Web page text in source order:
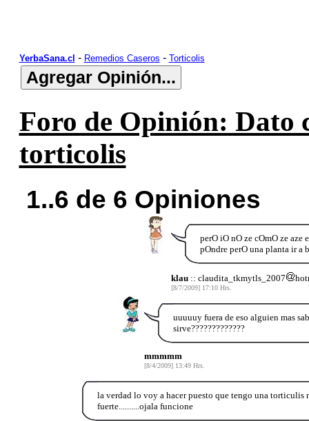
YerbaSana.cl - Remedios Caseros - Torticolis
Foro de Opinión: Dato
torticolis
1..6 de 6 Opiniones
perO iO nO ze cOmO ze
pOndre perO una planta ir a
klau:: claudita_tkmytls_2007
[8/7/2009] 17:10 Hrs.
uuuuuy fuera de eso alguien mas
sirve?????????????
mmmmm
[8/4/2009] 13:49 Hrs.
la verdad lo voy a hacer puesto que tengo una torticulis
fuerte..........ojala funcione